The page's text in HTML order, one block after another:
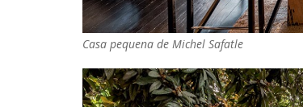
Casa pequena de Michel Safatle